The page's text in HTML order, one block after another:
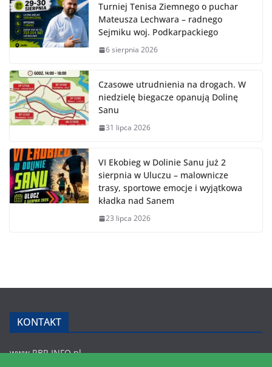
Turniej Tenisa Ziemnego o puchar
Mateusza Lechwara – radnego
Sejmiku woj. Podkarpackiego
6 sierpnia 2026
Czasowe utrudnienia na drogach. W
niedzielę biegacze opanują Dolinę
Sanu
31 lipca 2026
VI Ekobieg w Dolinie Sanu już 2
sierpnia w Uluczu – malownicze
trasy, sportowe emocje i wyjątkowa
kładka nad Sanem
23 lipca 2026
KONTAKT
www.RBR.INFO.pl